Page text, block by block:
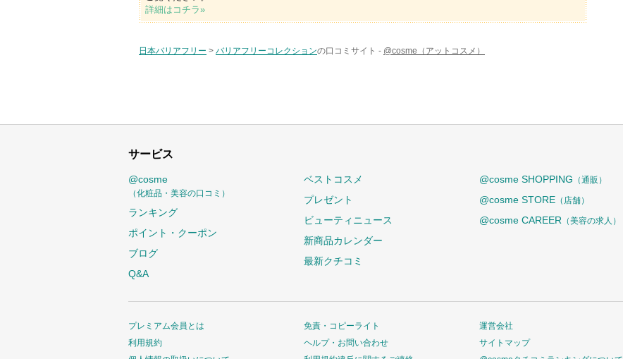
詳細はコチラ»
日本バリアフリー > バリアフリーコレクションの口コミサイト - @cosme（アットコスメ）
サービス
@cosme
（化粧品・美容の口コミ）
ランキング
ポイント・クーポン
ブログ
Q&A
ベストコスメ
プレゼント
ビューティニュース
新商品カレンダー
最新クチコミ
@cosme SHOPPING （通販）
@cosme STORE （店舗）
@cosme CAREER （美容の求人）
プレミアム会員とは
利用規約
免責・コピーライト
ヘルプ・お問い合わせ
運営会社
サイトマップ